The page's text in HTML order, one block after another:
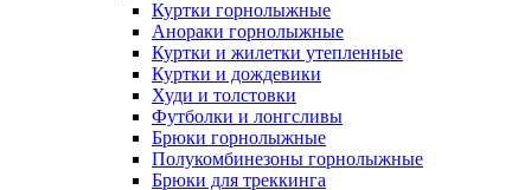
Куртки горнолыжные
Анораки горнолыжные
Куртки и жилетки утепленные
Куртки и дождевики
Худи и толстовки
Футболки и лонгсливы
Брюки горнолыжные
Полукомбинезоны горнолыжные
Брюки для треккинга